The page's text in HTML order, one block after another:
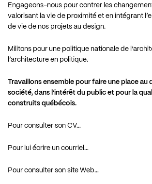
Engageons-nous pour contrer les
valorisant la vie de proximité et en intégrant
de vie de nos projets au design.
Militons pour une politique nationale de
l’architecture en politique.
Travaillons ensemble pour faire une place au
société, dans l’intérêt du public et pour la
construits québécois.
Pour consulter son CV…
Pour lui écrire un courriel…
Pour consulter son site Web…